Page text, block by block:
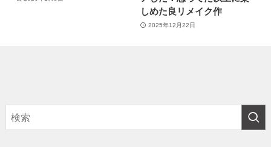
しめた良リメイク作
2025年12月22日